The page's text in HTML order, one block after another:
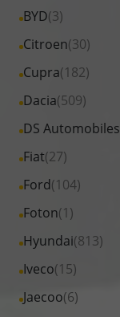
Fahrzeuge
Audi
anzeigen
BYD(3)
Alle
Fahrzeuge
BYD
anzeigen
Citroen(30)
Alle
Fahrzeuge
Citroen
anzeigen
Cupra(182)
Alle
Fahrzeuge
Cupra
anzeigen
Dacia(509)
Alle
Fahrzeuge
Dacia
anzeigen
DS Automobiles
Alle
Fahrzeuge
DS
Automobiles
anzeigen
Fiat(27)
Alle
Fahrzeuge
Fiat
anzeigen
Ford(104)
Alle
Fahrzeuge
Ford
anzeigen
Foton(1)
Alle
Fahrzeuge
Foton
anzeigen
Hyundai(813)
Alle
Fahrzeuge
Hyundai
Iveco(15)
Alle
Fahrzeuge
Jaecoo(6)
Alle